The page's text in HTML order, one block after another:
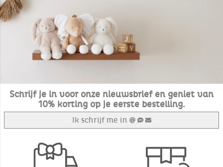
Schrijf je in voor onze nieuwsbrief en geniet van
10% korting op je eerste bestelling.
Ik schrijf me in